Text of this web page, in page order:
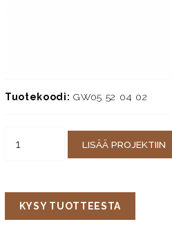
Tuotekoodi: GW05 52 04 02
LISÄÄ PROJEKTIIN
KYSY TUOTTEESTA